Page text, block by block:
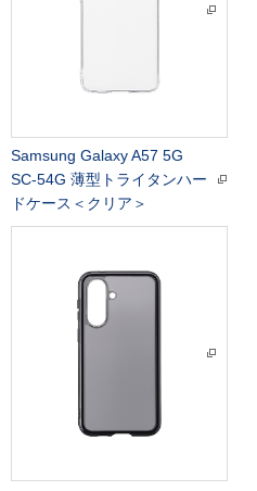
Samsung Galaxy A57 5G
SC-54G 薄型トライタンハー
ドケース＜クリア＞